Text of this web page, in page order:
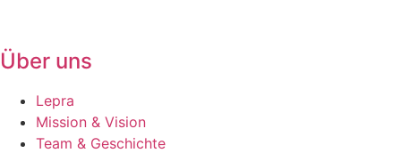
Über uns
Lepra
Mission & Vision
Team & Geschichte